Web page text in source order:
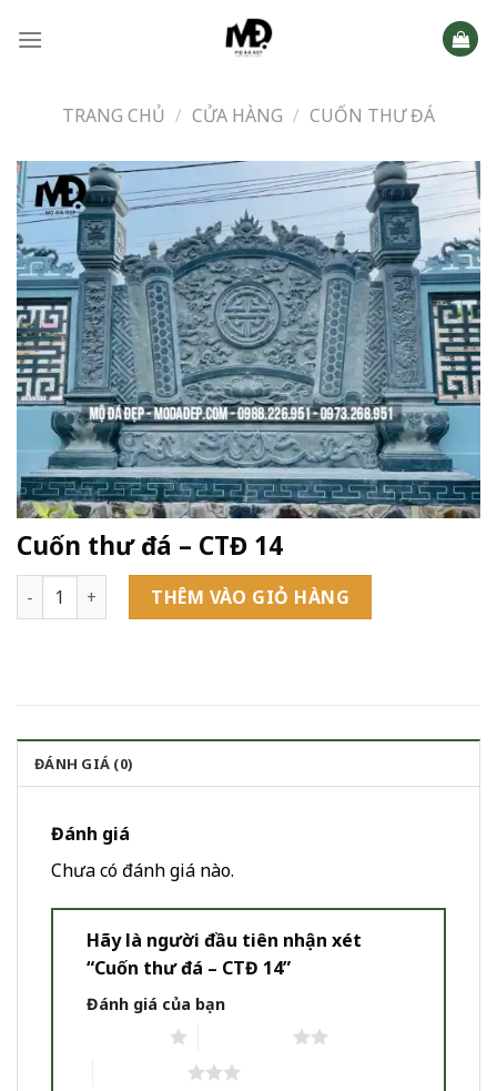
TRANG CHỦ / CỬA HÀNG / CUỐN THƯ ĐÁ
Cuốn thư đá – CTĐ 14
Cuốn thư đá - CTĐ 14 số lượng
THÊM VÀO GIỎ HÀNG
ĐÁNH GIÁ (0)
Đánh giá
Chưa có đánh giá nào.
Hãy là người đầu tiên nhận xét
“Cuốn thư đá – CTĐ 14”
Đánh giá của bạn